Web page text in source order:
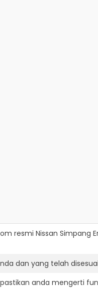
resmi Nissan Simpang
dan yang telah
anda mengerti